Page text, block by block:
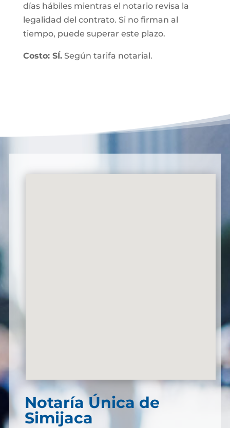
días hábiles mientras el notario revisa la
legalidad del contrato. Si no firman al
tiempo, puede superar este plazo.
Costo: SÍ.Según tarifa notarial.
Notaría Única de
Simijaca